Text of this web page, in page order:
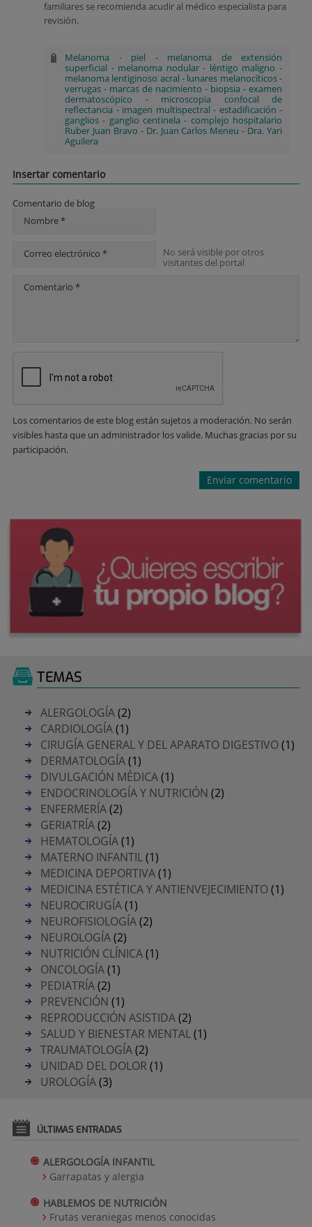
familiares se recomienda acudir al médico especialista para
revisión.
Melanoma - piel - melanoma de extensión
superficial - melanoma nodular- léntigo maligno -
melanoma lentiginoso acral - lunares melanocíticos-
verrugas - marcas de nacimiento - biopsia - examen
dermatoscópico - microscopia confocal de
reflectancia - imagen multispectral - estadificación -
ganglios - ganglio centinela - complejo hospitalario
Ruber Juan Bravo - Dr. Juan Carlos Meneu - Dra. Yari
Aguilera
Insertar comentario
Comentario de blog
Nombre *
Correo electrónico *
No será visible por otros
visitantes del portal
Comentario *
Los comentarios de este blog están sujetos a moderación. No serán
visibles hasta que un administrador los valide. Muchas gracias por su
participación.
TEMAS
ALERGOLOGÍA(2)
CARDIOLOGÍA(1)
CIRUGÍA GENERAL Y DEL APARATO DIGESTIVO(1)
DERMATOLOGÍA(1)
DIVULGACIÓN MÉDICA(1)
ENDOCRINOLOGÍA Y NUTRICIÓN (2)
ENFERMERÍA(2)
GERIATRÍA(2)
HEMATOLOGÍA(1)
MATERNO INFANTIL(1)
MEDICINA DEPORTIVA(1)
MEDICINA ESTÉTICA Y ANTIENVEJECIMIENTO(1)
NEUROCIRUGÍA(1)
NEUROFISIOLOGÍA(2)
NEUROLOGÍA(2)
NUTRICIÓN CLÍNICA(1)
ONCOLOGÍA(1)
PEDIATRÍA(2)
PREVENCIÓN (1)
REPRODUCCIÓN ASISTIDA(2)
SALUD Y BIENESTAR MENTAL(1)
TRAUMATOLOGÍA(2)
UNIDAD DEL DOLOR(1)
UROLOGÍA(3)
ÚLTIMAS ENTRADAS
ALERGOLOGÍA INFANTIL
Garrapatas y alergia
HABLEMOS DE NUTRICIÓN
Frutas veraniegas menos conocidas